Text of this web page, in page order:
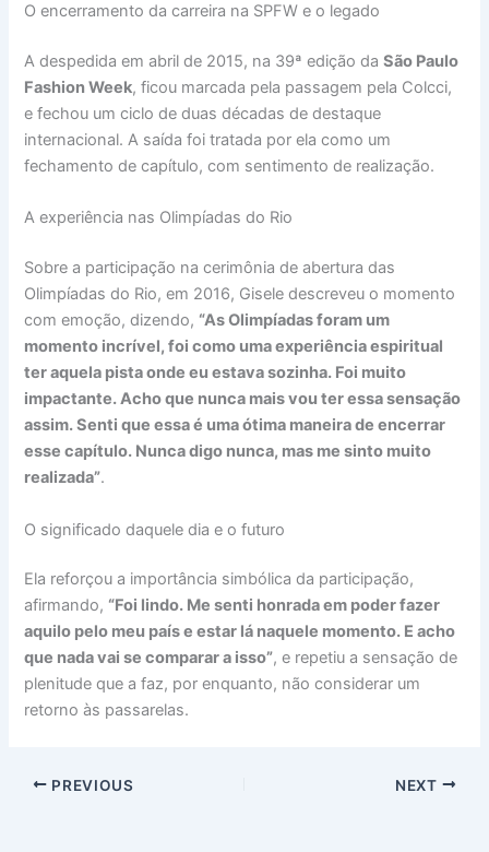
O encerramento da carreira na SPFW e o legado
A despedida em abril de 2015, na 39ª edição daSão Paulo
Fashion Week, ficou marcada pela passagem pela Colcci,
e fechou um ciclo de duas décadas de destaque
internacional. A saída foi tratada por ela como um
fechamento de capítulo, com sentimento de realização.
A experiência nas Olimpíadas do Rio
Sobre a participação na cerimônia de abertura das
Olimpíadas do Rio, em 2016, Gisele descreveu o momento
com emoção, dizendo, “As Olimpíadas foram um
momento incrível, foi como uma experiência espiritual
ter aquela pista onde eu estava sozinha. Foi muito
impactante. Acho que nunca mais vou ter essa sensação
assim. Senti que essa é uma ótima maneira de encerrar
esse capítulo. Nunca digo nunca, mas me sinto muito
realizada”.
O significado daquele dia e o futuro
Ela reforçou a importância simbólica da participação,
afirmando, “Foi lindo. Me senti honrada em poder fazer
aquilo pelo meu país e estar lá naquele momento. E acho
que nada vai se comparar a isso”, e repetiu a sensação de
plenitude que a faz, por enquanto, não considerar um
retorno às passarelas.
PREVIOUS NEXT